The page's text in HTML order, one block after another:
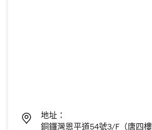
地址：
銅鑼灣恩平道54號3/F（唐四樓